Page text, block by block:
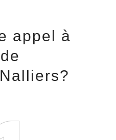
appel à